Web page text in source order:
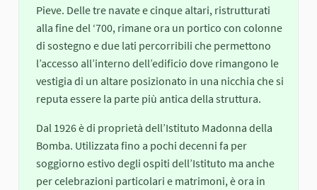
Pieve. Delle tre navate e cinque altari, ristrutturati
alla fine del ‘700, rimane ora un portico con colonne
di sostegno e due lati percorribili che permettono
l’accesso all’interno dell’edificio dove rimangono le
vestigia di un altare posizionato in una nicchia che si
reputa essere la parte più antica della struttura.
Dal 1926 è di proprietà dell’Istituto Madonna della
Bomba. Utilizzata fino a pochi decenni fa per
soggiorno estivo degli ospiti dell’Istituto ma anche
per celebrazioni particolari e matrimoni, è ora in